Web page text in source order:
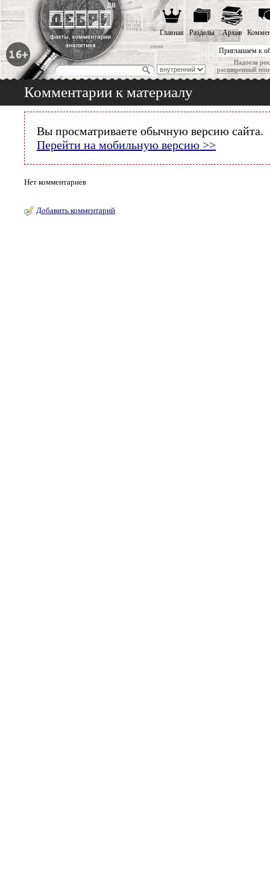
Приглашаем к
Надоела
расширенный
Главная Разделы Архив
Комментарии к материалу
Вы просматриваете обычную версию сайта.
Перейти на мобильную версию >>
Нет комментариев
Добавить комментарий